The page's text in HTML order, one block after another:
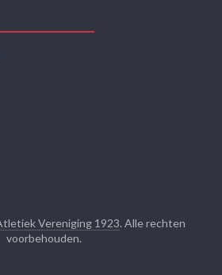
Vereniging 1923. Alle rechten
voorbehouden.